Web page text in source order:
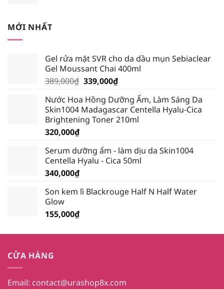
MỚI NHẤT
Gel rửa mặt SVR cho da dầu mụn Sebiaclear
Gel Moussant Chai 400ml
389,000₫ Giá
là:
389,000₫.
339,000₫Giá
tại
là:
339,000₫.
Nước Hoa Hồng Dưỡng Ẩm, Làm Sáng Da
Skin1004 Madagascar Centella Hyalu-Cica
Brightening Toner 210ml
320,000₫
Serum dưỡng ẩm - làm dịu da Skin1004
Centella Hyalu - Cica 50ml
340,000₫
Son kem lì Blackrouge Half N Half Water
Glow
155,000₫
CỬA HÀNG
Email: contact@urashop8x.com